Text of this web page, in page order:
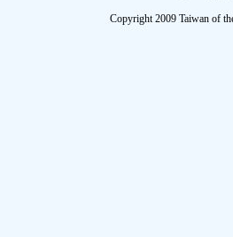
Copyright 2009 Taiwan of